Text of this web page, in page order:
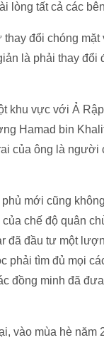
lòng tất cả các
thay đổi chóng
là phải thay
khu vực với Ả
Hamad bin
của ông là
mới cũng
chế độ quân
đã đầu tư một
phải tìm đủ mọi
đồng minh đã
vào mùa hè